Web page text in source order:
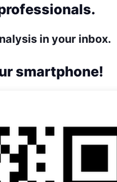
in your inbox.
smartphone!